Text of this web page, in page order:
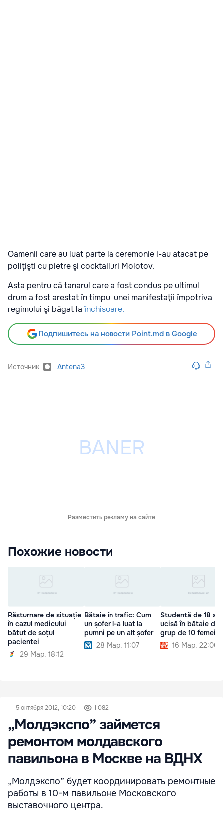
Oamenii care au luat parte la ceremonie i-au atacat pe
poliţişti cu pietre şi cocktailuri Molotov.
Asta pentru că tanarul care a fost condus pe ultimul
drum a fost arestat în timpul unei manifestaţii împotriva
regimului şi băgat laînchisoare.
Подпишитесь на новости Point.md в Google
Источник Antena3
Разместить рекламу на сайте
Похожие новости
Răsturnare de situație
în cazul medicului
bătut de soțul
pacientei
29 Мар. 18:12
Bătaie în trafic: Cum
un șofer l-a luat la
pumni pe un alt șofer
28 Мар. 11:07
Studentă de 18
ucisă în bătaie de
grup de 10 femei
16 Мар. 22:00
5 октября 2012, 10:20 1 082
„Молдэкспо” займется
ремонтом молдавского
павильона в Москве на ВДНХ
„Молдэкспо” будет координировать ремонтные
работы в 10-м павильоне Московского
выставочного центра.